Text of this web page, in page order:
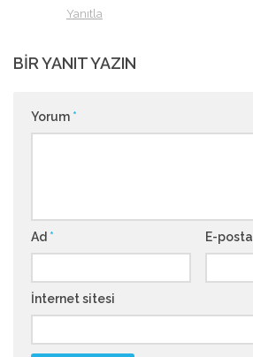
Yanıtla
BIR YANIT YAZIN
Yorum *
Ad * E-posta
İnternet sitesi